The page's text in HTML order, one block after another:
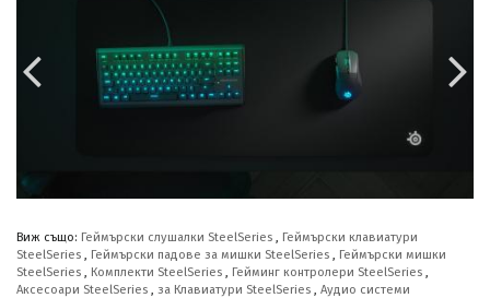
 
Виж също: Геймърски слушалки SteelSeries
Геймърски клавиатури
SteelSeries
Геймърски падове за мишки SteelSeries
Геймърски мишки
SteelSeries
Комплекти SteelSeries Гейминг контролери SteelSeries
Аксесоари SteelSeries
за Клавиатури SteelSeries
Аудио системи